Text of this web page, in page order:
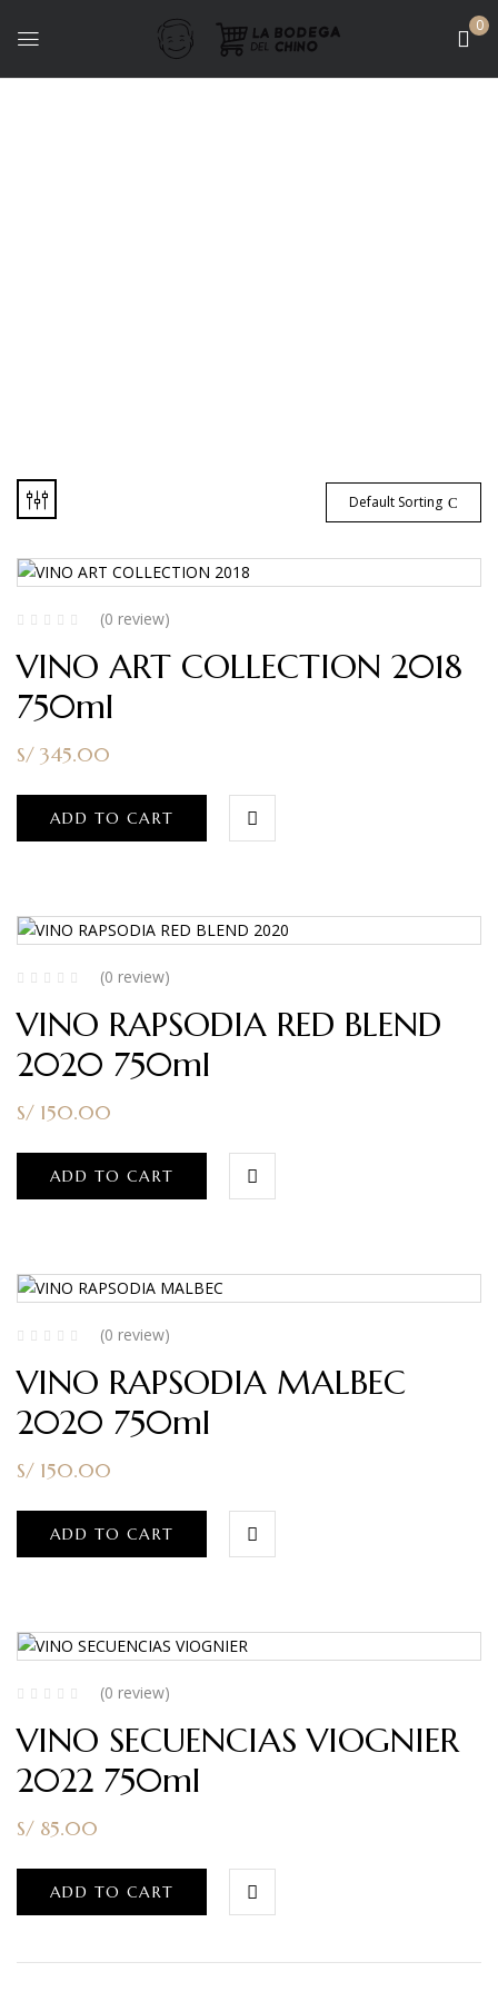
0
Default Sorting
(0 review)
VINO ART COLLECTION 2018
750ml
S/ 345.00
ADD TO CART
(0 review)
VINO RAPSODIA RED BLEND
2020 750ml
S/ 150.00
ADD TO CART
(0 review)
VINO RAPSODIA MALBEC
2020 750ml
S/ 150.00
ADD TO CART
(0 review)
VINO SECUENCIAS VIOGNIER
2022 750ml
S/ 85.00
ADD TO CART